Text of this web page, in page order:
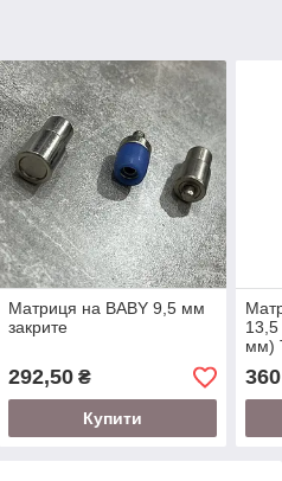
Матриця на BABY 9,5 мм
закрите
292,50₴
Купити
мм)
360